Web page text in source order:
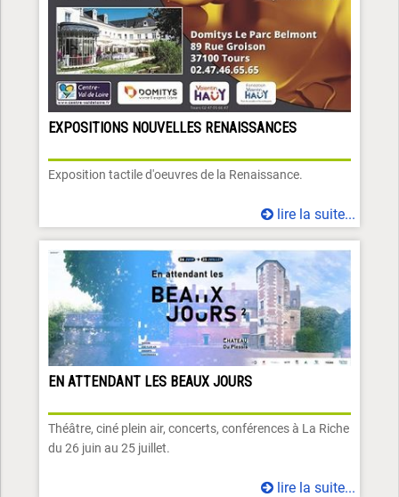
EXPOSITIONS NOUVELLES RENAISSANCES
Exposition tactile d'oeuvres de la Renaissance.
lire la suite...
EN ATTENDANT LES BEAUX JOURS
Théâtre, ciné plein air, concerts, conférences à La Riche
du 26 juin au 25 juillet.
lire la suite...